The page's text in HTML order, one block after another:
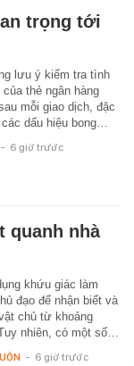
trọng tới
lưu ý kiểm tra tình
thẻ ngân hàng
mỗi giao dịch, đặc
dấu hiệu bong…
- 6 giờ trước
quanh nhà
khứu giác làm
đạo để nhận biết và
chủ từ khoảng
nhiên, có một số…
- 6 giờ trước